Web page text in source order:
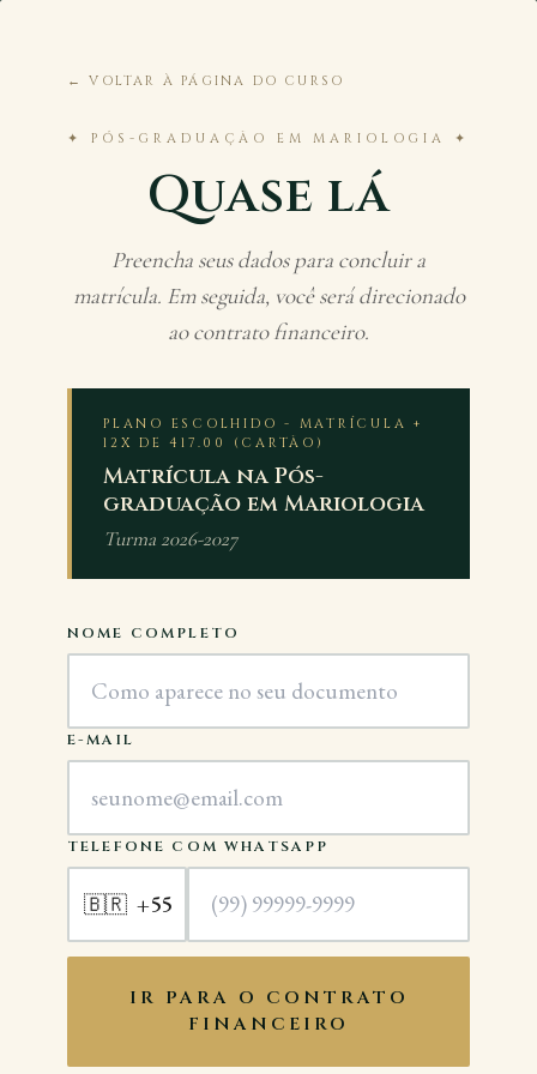
← VOLTAR À PÁGINA DO CURSO
✦ PÓS-GRADUAÇÃO EM MARIOLOGIA ✦
Quase lá
Preencha seus dados para concluir a
matrícula. Em seguida, você será direcionado
ao contrato financeiro.
PLANO ESCOLHIDO - MATRÍCULA +
12X DE 417.00 (CARTÃO)
Matrícula na Pós-
graduação em Mariologia
Turma 2026-2027
NOME COMPLETO
E-MAIL
TELEFONE COM WHATSAPP
🇧🇷 +55
IR PARA O CONTRATO
FINANCEIRO